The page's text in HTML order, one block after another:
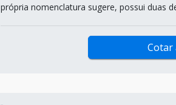
própria nomenclatura sugere, possui duas
Cotar